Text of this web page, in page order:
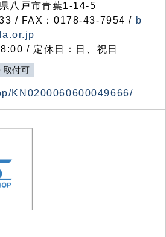
八戸市青葉1-14-5
/ FAX：0178-43-7954 / b
/ 定休日：日、祝日
取付可
KN0200060600049666/